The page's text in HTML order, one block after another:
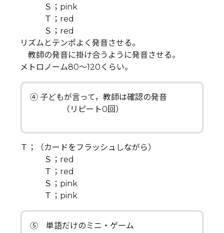
Ｓ；pink
Ｔ；red
Ｓ；red
リズムとテンポよく発音させる。
教師の発音に掛け合うように発音させる。
メトロノーム80～120くらい。
④ 子どもが言って，教師は確認の発音
（リピート0回）
Ｔ；（カードをフラッシュしながら）
Ｓ；red
Ｔ；red
Ｓ；pink
Ｔ；pink
⑤ 単語だけのミニ・ゲーム